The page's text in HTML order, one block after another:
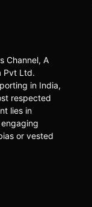
Channel, A
Pvt Ltd.
in India,
respected
lies in
or vested